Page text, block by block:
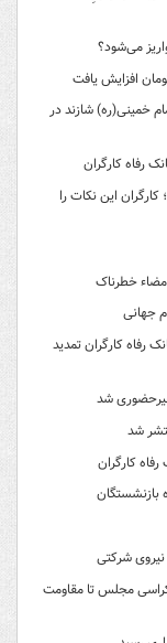
می‌شود؟
خمینی(ره) شازند در
رفاه کارگران
این نکات را
جهانی
حساب و پرداخت تسهیلات در طرح افق ۲ بانک رفاه کارگران تمدید
شد
شد
کارگران
بازنشستگان
شرکتی
مجلس تا مقاومت